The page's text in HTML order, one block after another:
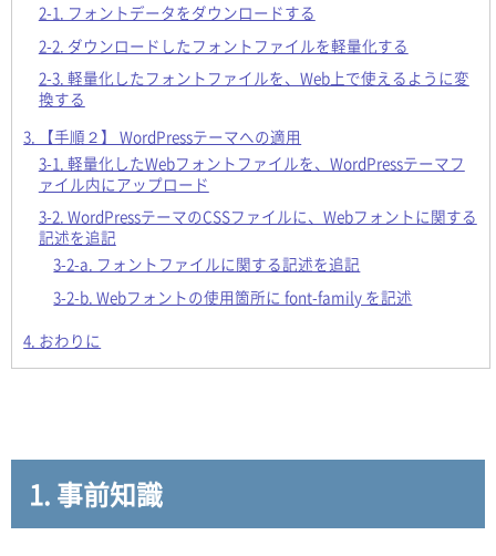
2-1. フォントデータをダウンロードする
2-2. ダウンロードしたフォントファイルを軽量化する
2-3. 軽量化したフォントファイルを、Web上で使えるように変
換する
3. 【手順２】 WordPressテーマへの適用
3-1. 軽量化したWebフォントファイルを、WordPressテーマフ
ァイル内にアップロード
3-2. WordPressテーマのCSSファイルに、Webフォントに関する
記述を追記
3-2-a. フォントファイルに関する記述を追記
3-2-b. Webフォントの使用箇所に font-family を記述
4. おわりに
1. 事前知識